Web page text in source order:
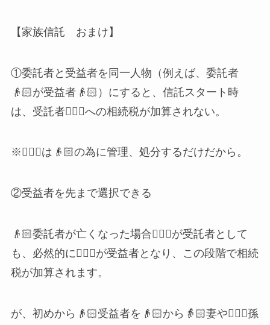
【家族信託 おまけ】
①委託者と受益者を同一人物（例えば、委託者
👴🏻が受益者👴🏻）にすると、信託スタート時
は、受託者👱🏼‍♂️への相続税が加算されない。
※👱🏼‍♂️は👴🏻の為に管理、処分するだけだから。
②受益者を先まで選択できる
👴🏻委託者が亡くなった場合👱🏼‍♂️が受託者として
も、必然的に👱🏼‍♂️が受益者となり、この段階で相続
税が加算されます。
が、初めから👴🏻受益者を👴🏻から👵🏻妻や👱🏻‍♀️孫